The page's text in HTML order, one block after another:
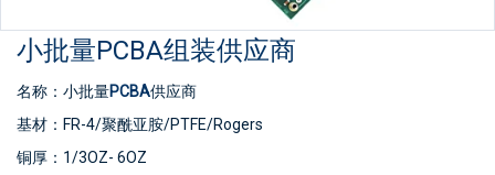
小批量PCBA组装供应商
名称：小批量PCBA供应商
基材：FR-4/聚酰亚胺/PTFE/Rogers
铜厚：1/3OZ- 6OZ